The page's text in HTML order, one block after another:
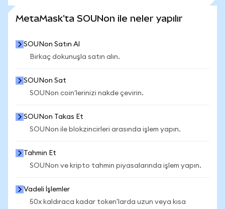
MetaMask'ta SOUNon ile neler yapılır
SOUNon Satın Al
Birkaç dokunuşla satın alın.
SOUNon Sat
SOUNon coin'lerinizi nakde çevirin.
SOUNon Takas Et
SOUNon ile blokzincirleri arasında işlem yapın.
Tahmin Et
SOUNon ve kripto tahmin piyasalarında işlem yapın.
Vadeli İşlemler
50x kaldıraca kadar token'larda uzun veya kısa